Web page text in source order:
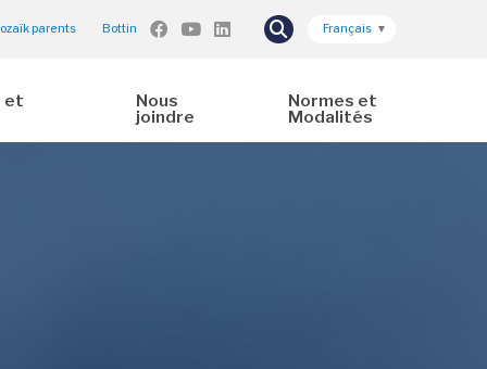
parents Bottin Français ▼
et Nous
joindre
Normes et
Modalités